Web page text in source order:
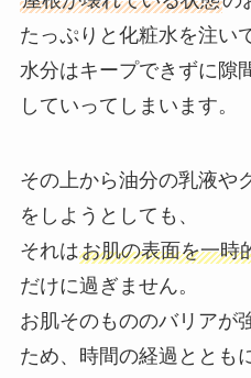
たっぷりと化粧水を注い
水分はキープできずに隙
していってしまいます。
その上から油分の乳液や
をしようとしても、
それはお肌の表面を一時
だけに過ぎません。
お肌そのもののバリアが
ため、時間の経過ととも